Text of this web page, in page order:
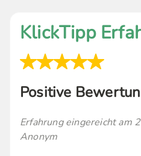
KlickTipp
Positive
Erfahrung eingereicht am
Anonym